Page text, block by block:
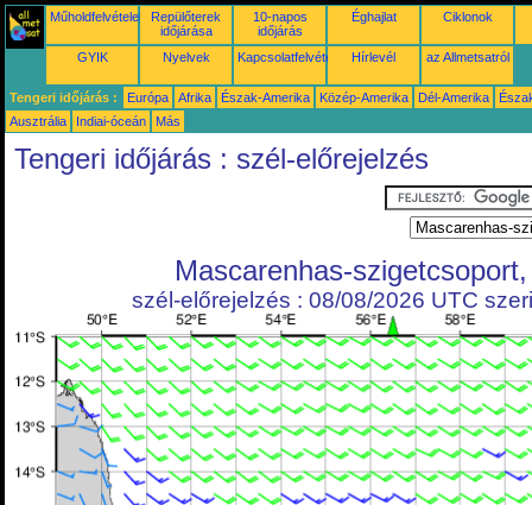
Műholdfelvételek
Repülőterek
időjárása
10-napos
időjárás
Éghajlat Ciklonok
GYIK Nyelvek Kapcsolatfelvétel Hírlevél az Allmetsatról
Tengeri időjárás : Európa Afrika Észak-Amerika Közép-Amerika Dél-Amerika
Ausztrália
Indiai-óceán Más
Tengeri időjárás : szél-előrejelzés
Mascarenhas-
szél-előrejelzés : 08/08/2026 UTC